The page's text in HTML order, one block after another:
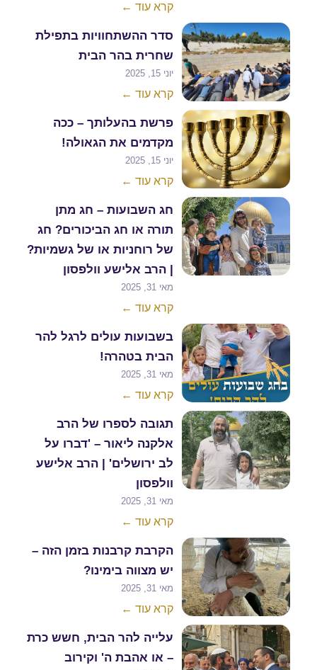
קרא עוד ←
סדר ההשתחוויות בתפילת
שחרית בהר הבית
יוני 15, 2025
קרא עוד ←
פרשת בהעלותך – ככה
מקדמים את הגאולה!
יוני 15, 2025
קרא עוד ←
חג השבועות – חג מתן
תורה או חג הביכורים? חג
של רוחניות או של גשמיות?
| הרב אלישע וולפסון
מאי 31, 2025
קרא עוד ←
בשבועות עולים לרגל להר
הבית בטהרה!
מאי 31, 2025
קרא עוד ←
תגובה לספרו של הרב
אלקנה ליאור – 'דברו על
לב ירושלים' | הרב אלישע
וולפסון
מאי 31, 2025
קרא עוד ←
הקרבת קרבנות בזמן הזה –
יש מצווה בימינו?
מאי 31, 2025
קרא עוד ←
עלייה להר הבית, חשש כרת
– או אהבת ה' וקירוב